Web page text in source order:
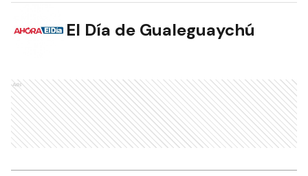
El Día de Gualeguaychú
Ads